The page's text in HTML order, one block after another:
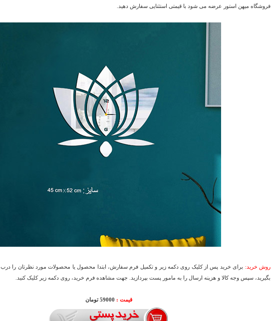
فروشگاه میهن استور عرضه می شود با قیمتی استثنایی سفارش دهید.
روش خرید: برای خرید پس از کلیک روی دکمه زیر و تکمیل فرم سفارش، ابتدا محصول یا محصولات مورد نظرتان را درب
بگیرید، سپس وجه کالا و هزینه ارسال را به مامور پست بپردازید. جهت مشاهده فرم خرید، روی دکمه زیر کلیک کنید.
قیمت : 59000 تومان